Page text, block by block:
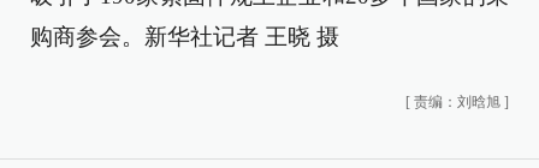
购商参会。新华社记者 王晓 摄
[ 责编：刘晗旭 ]